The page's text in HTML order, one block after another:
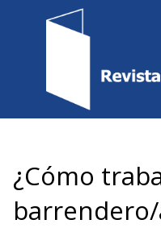
¿Cómo